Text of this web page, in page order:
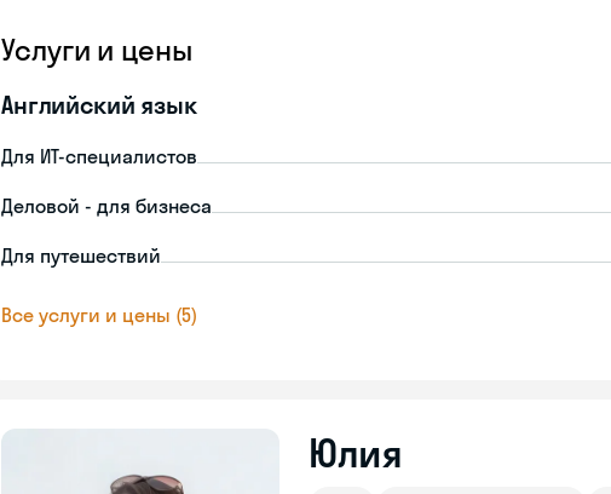
Услуги и цены
Английский язык
Для ИТ-специалистов
Деловой - для бизнеса
Для путешествий
Все услуги и цены (5)
Юлия